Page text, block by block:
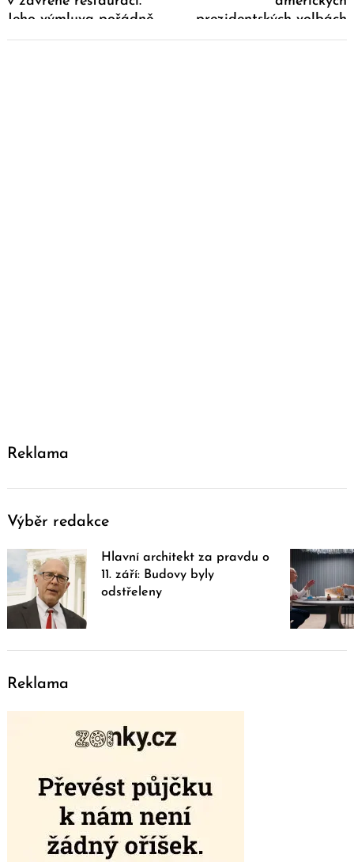
Jeho výmluva pořádně
šokovala uživatele
prezidentských volbách
se dějí pozoruhodné věci
Reklama
Výběr redakce
Hlavní architekt za pravdu o
11. září: Budovy byly
odstřeleny
Reklama